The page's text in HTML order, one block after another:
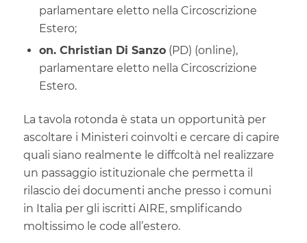
parlamentare eletto nella Circoscrizione
Estero;
on. Christian Di Sanzo(PD) (online),
parlamentare eletto nella Circoscrizione
Estero.
La tavola rotonda è stata un opportunità per
ascoltare i Ministeri coinvolti e cercare di capire
quali siano realmente le diffcoltà nel realizzare
un passaggio istituzionale che permetta il
rilascio dei documenti anche presso i comuni
in Italia per gli iscritti AIRE, smplificando
moltissimo le code all’estero.